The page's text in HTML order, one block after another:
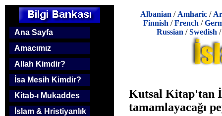
Ana Sayfa
Amacımız
Allah Kimdir?
İsa Mesih Kimdir?
Kitab-ı Mukaddes
İslam & Hristiyanlık
Albanian / Amharic/
Finnish /French /
Russian /Swedish
Kutsal Kitap'tan
tamamlayacağı